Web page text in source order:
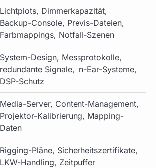
Lichtplots, Dimmerkapazität,
Backup-Console, Previs-Dateien,
Farbmappings, Notfall-Szenen
System-Design, Messprotokolle,
redundante Signale, In-Ear-Systeme,
DSP-Schutz
Media-Server, Content-Management,
Projektor-Kalibrierung, Mapping-
Daten
Rigging-Pläne, Sicherheitszertifikate,
LKW-Handling, Zeitpuffer